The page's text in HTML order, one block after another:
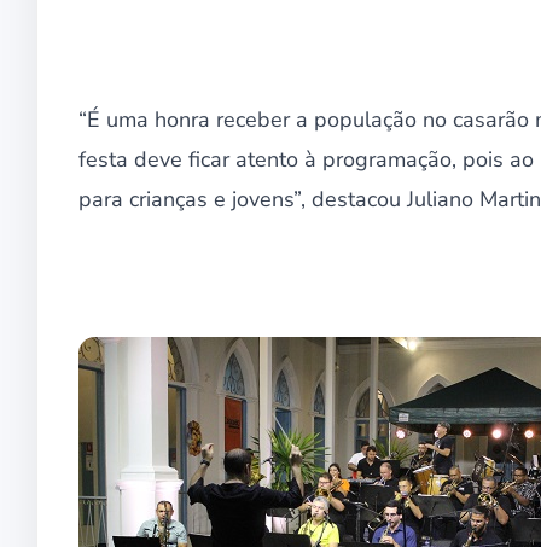
“É uma honra receber a população no
festa deve ficar atento à programação, pois
para crianças e jovens”, destacou Juliano